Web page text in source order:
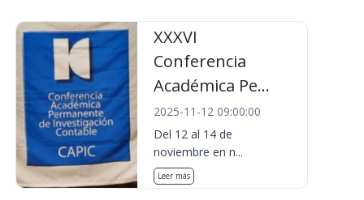
XXXVI
Conferencia
Académica Pe...
2025-11-12 09:00:00
Del 12 al 14 de
noviembre en n...
Leer más